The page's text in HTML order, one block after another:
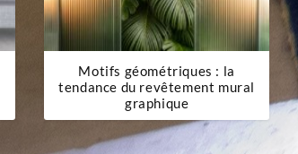
Motifs géométriques : la
tendance du revêtement mural
graphique